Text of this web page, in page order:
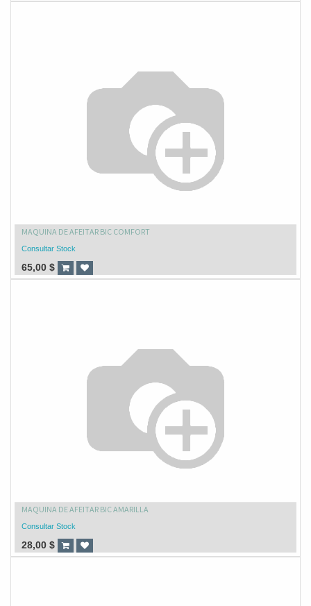
MAQUINA DE AFEITAR BIC COMFORT
Consultar Stock
65,00 $
MAQUINA DE AFEITAR BIC AMARILLA
Consultar Stock
28,00 $